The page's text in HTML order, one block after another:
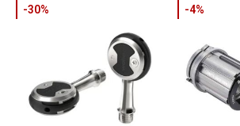
-30% -4%